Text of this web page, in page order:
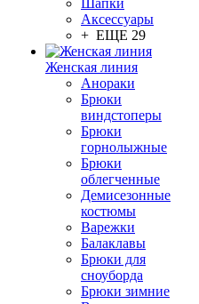
Шапки
Аксессуары
+ ЕЩЕ 29
Женская линия
Анораки
Брюки
виндстоперы
Брюки
горнолыжные
Брюки
облегченные
Демисезонные
костюмы
Варежки
Балаклавы
Брюки для
сноуборда
Брюки зимние